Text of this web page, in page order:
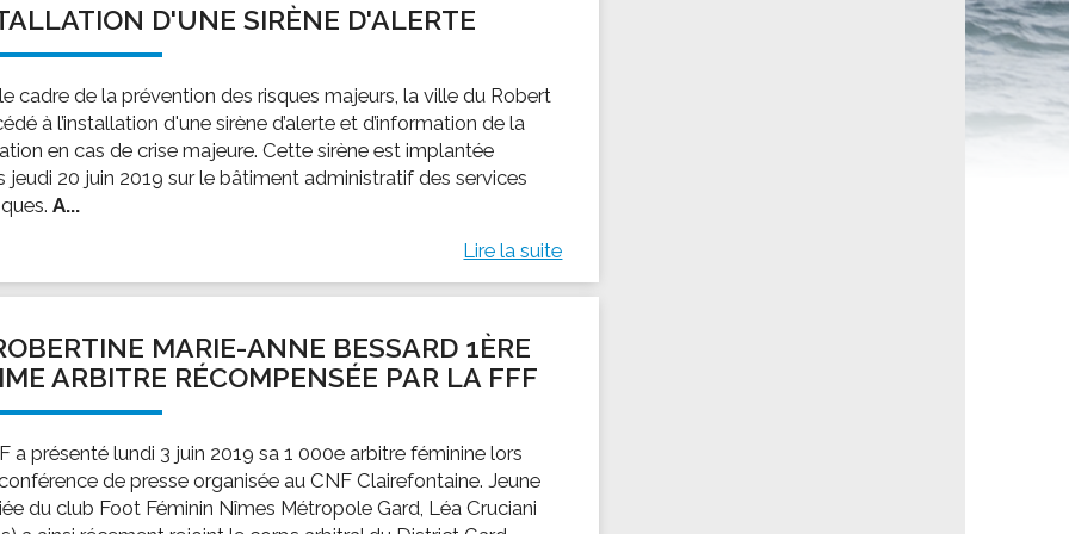
EMPLOI
Offres d'emploi
SOCIAL-SOLIDARITÉ
Les aides sociales
Logement
Bornes de collecte de l'ACISE
locale
et le lycée
local des jeunes
scolaire
maternelles et primaire
famille
maternelles
LE SERVICE CULTURELGuide des activités sportives
D'UNE SIRÈNE D'ALERTE
cadre de la prévention des risques majeurs, la ville du Robert
à l’installation d'une sirène d’alerte et d’information de la
en cas de crise majeure. Cette sirène est implantée
jeudi 20 juin 2019 sur le bâtiment administratif des services
A...
Lire la suite
MARIE-ANNE BESSARD 1ÈRE
ARBITRE RÉCOMPENSÉE PAR LA FFF
a présenté lundi 3 juin 2019 sa 1 000e arbitre féminine lors
conférence de presse organisée au CNF Clairefontaine. Jeune
du club Foot Féminin Nîmes Métropole Gard, Léa Cruciani